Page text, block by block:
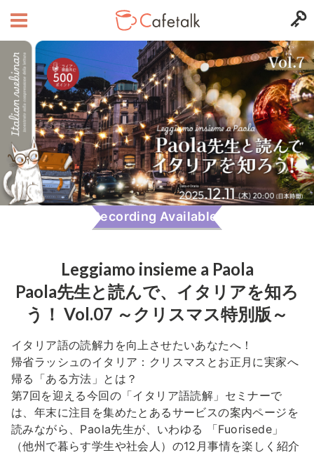
Recording Available!
Leggiamo insieme a Paola
Paola先生と読んで、イタリアを知ろ
う！ Vol.07 ～クリスマス特別版～
イタリア語の読解力を向上させたいあなたへ！
帰省ラッシュのイタリア：クリスマスとお正月に実家へ
帰る「ある方法」とは？
第7回を迎える今回の「イタリア語読解」セミナーで
は、年末に注目を集めたとあるサービスの案内ページを
読みながら、 Paola先生が、いわゆる 「Fuorisede」
（他州で暮らす学生や社会人）の12月事情を楽しく紹介